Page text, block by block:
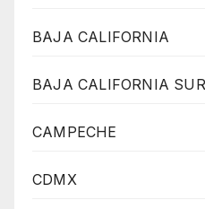
BAJA CALIFORNIA
BAJA CALIFORNIA SUR
CAMPECHE
CDMX